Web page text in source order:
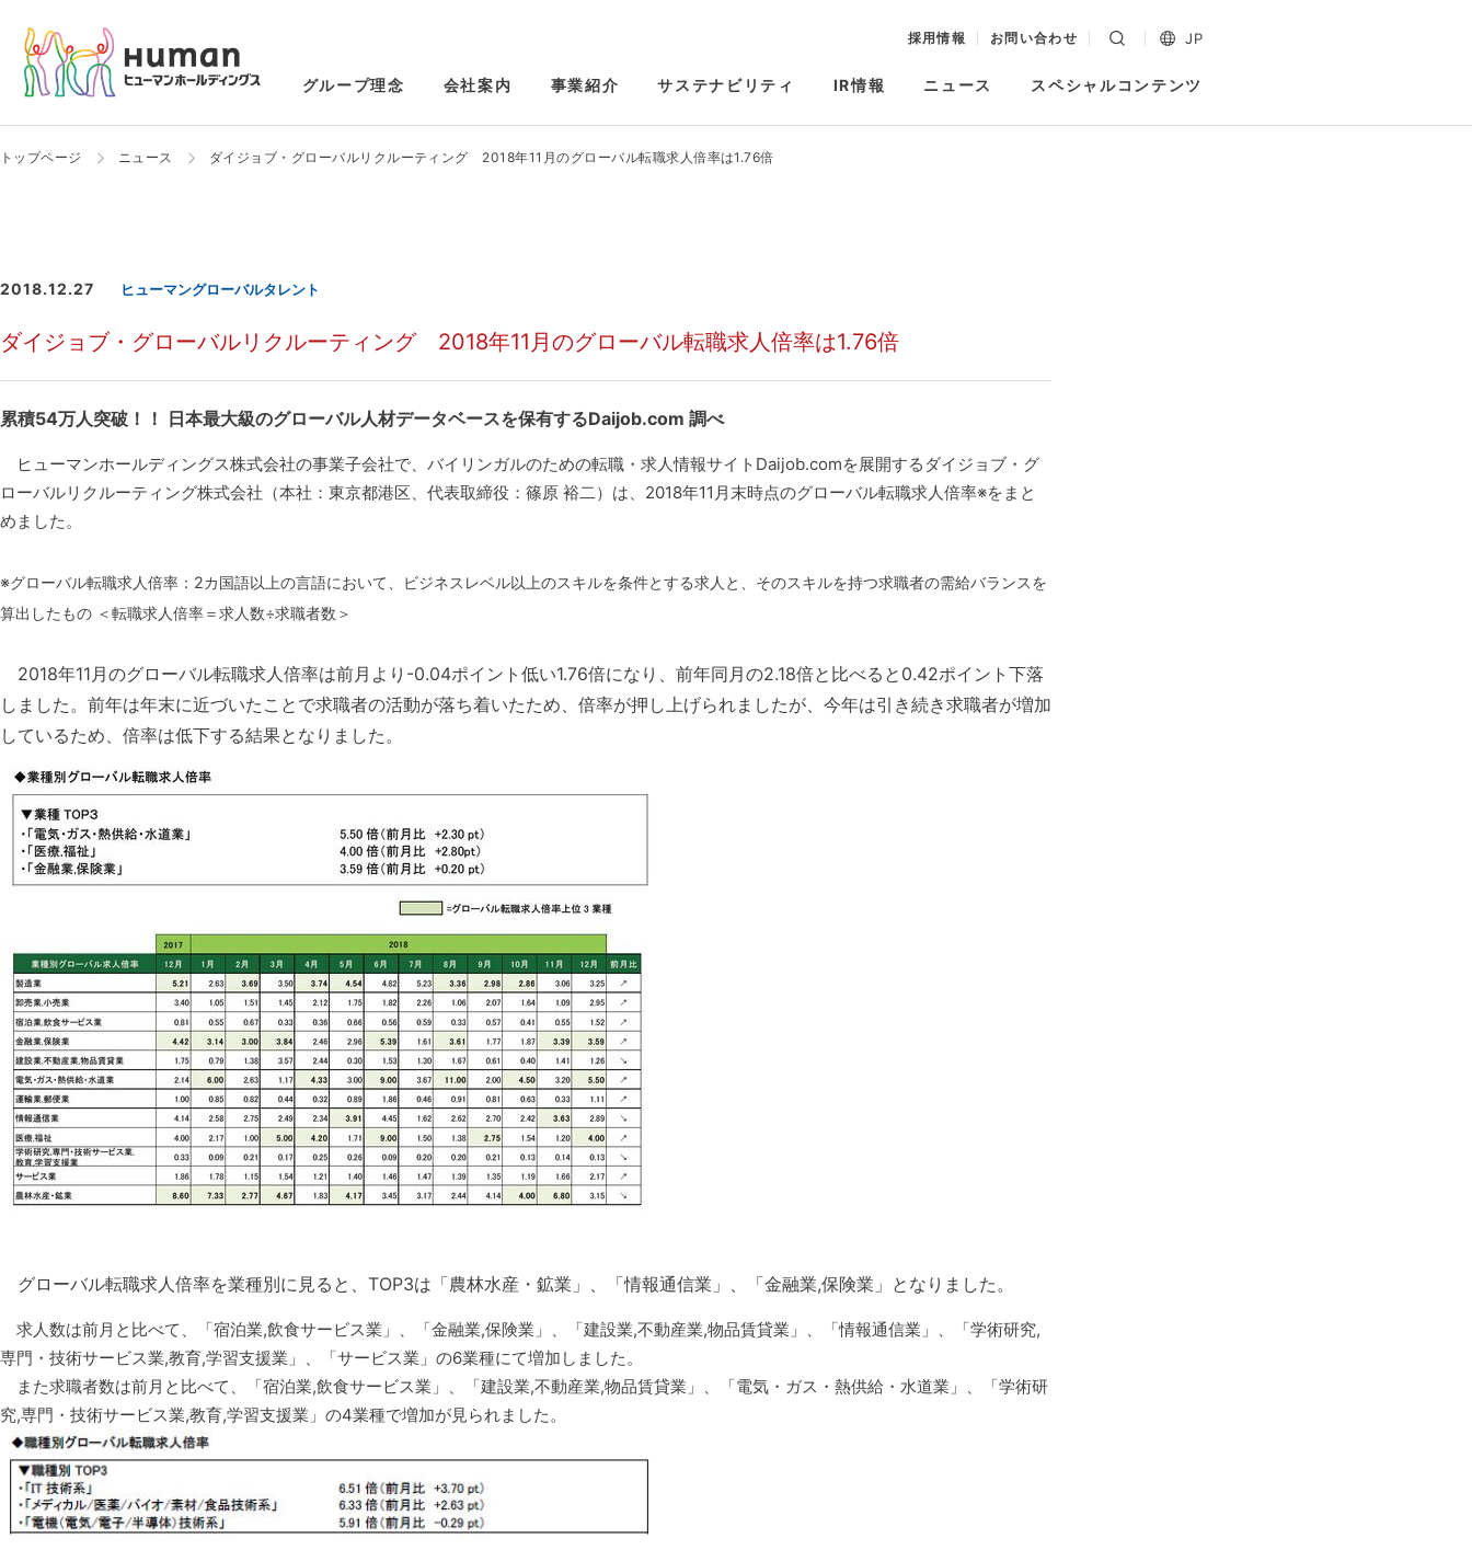
採用情報 お問い合わせ JP
グループ理念 会社案内 事業紹介 サステナビリティ IR情報 ニュース スペシャルコンテンツ
トップページ ニュース ダイジョブ・グローバルリクルーティング 2018年11月のグローバル転職求人倍率は1.76倍
2018.12.27 ヒューマングローバルタレント
ダイジョブ・グローバルリクルーティング 2018年11月のグローバル転職求人倍率は1.76倍
累積54万人突破！！ 日本最大級のグローバル人材データベースを保有するDaijob.com 調べ
ヒューマンホールディングス株式会社の事業子会社で、バイリンガルのための転職・求人情報サイトDaijob.comを展開するダイジョブ・グ
ローバルリクルーティング株式会社（本社：東京都港区、代表取締役：篠原 裕二）は、2018年11月末時点のグローバル転職求人倍率※をまと
めました。
※グローバル転職求人倍率：2カ国語以上の言語において、ビジネスレベル以上のスキルを条件とする求人と、そのスキルを持つ求職者の需給バランスを
算出したもの ＜転職求人倍率＝求人数÷求職者数＞
2018年11月のグローバル転職求人倍率は前月より-0.04ポイント低い1.76倍になり、前年同月の2.18倍と比べると0.42ポイント下落
しました。前年は年末に近づいたことで求職者の活動が落ち着いたため、倍率が押し上げられましたが、今年は引き続き求職者が増加
しているため、倍率は低下する結果となりました。
グローバル転職求人倍率を業種別に見ると、TOP3は「農林水産・鉱業」、「情報通信業」、「金融業,保険業」となりました。
求人数は前月と比べて、「宿泊業,飲食サービス業」、「金融業,保険業」、「建設業,不動産業,物品賃貸業」、「情報通信業」、「学術研究,
専門・技術サービス業,教育,学習支援業」、「サービス業」の6業種にて増加しました。
また求職者数は前月と比べて、「宿泊業,飲食サービス業」、「建設業,不動産業,物品賃貸業」、「電気・ガス・熱供給・水道業」、「学術研
究,専門・技術サービス業,教育,学習支援業」の4業種で増加が見られました。